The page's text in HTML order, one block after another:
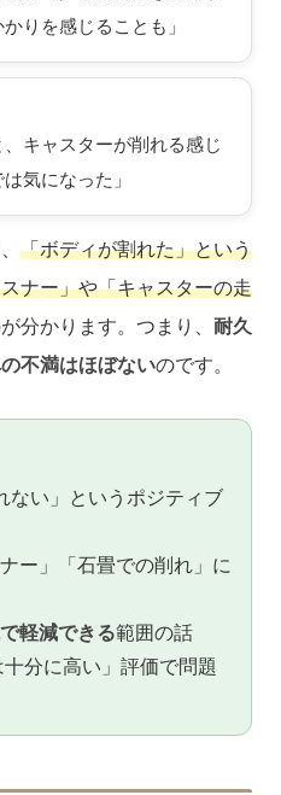
りを感じることも」
、キャスターが削れる感じ
気になった」
「ボディが割れた」という
ナー」や「キャスターの走
分かります。つまり、 耐久
不満はほぼないのです。
ない」というポジティブ
ー」「石畳での削れ」に
軽減できる範囲の話
分に高い」評価で問題